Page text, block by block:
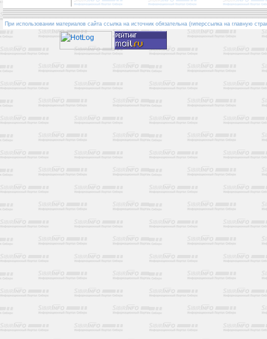
При использовании материалов сайта ссылка на источник обязательна (гиперссылка на главную